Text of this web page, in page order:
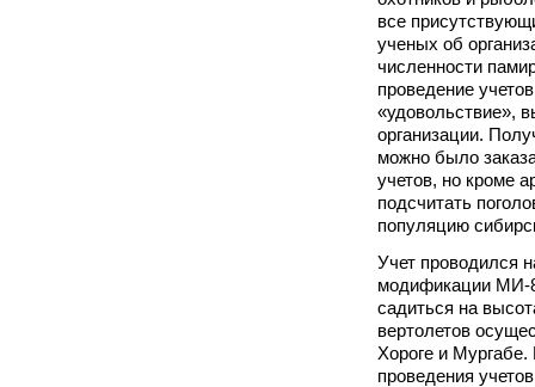
все
ученых об
численности
проведение
«удовольствие»,
организации.
можно было
учетов, но кроме
подсчитать
популяцию
Учет проводился
модификации МИ-
садиться на
вертолетов
Хороге и
проведения